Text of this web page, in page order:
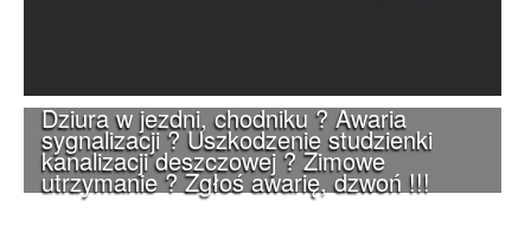
Dziura w jezdni, chodniku ? Awaria
sygnalizacji ? Uszkodzenie studzienki
kanalizacji deszczowej ? Zimowe
utrzymanie ? Zgłoś awarię, dzwoń !!!